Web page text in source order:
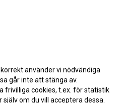
använder vi nödvändiga
går inte att stänga av.
frivilliga cookies, t.ex. för statistik
om du vill acceptera dessa.